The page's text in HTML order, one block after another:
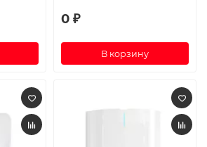
0 ₽
В корзину